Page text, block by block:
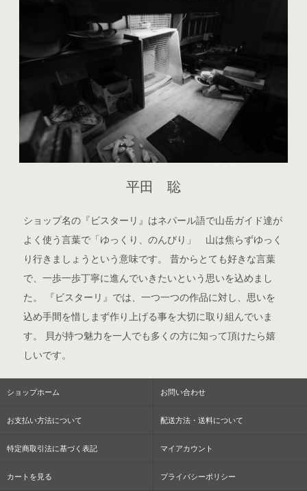
平田 聡
ショップ名の『ビスターリ』はネパール語で山岳ガイド達が
よく使う言葉で「ゆっくり、のんびり」 山は焦らずゆっく
り行きましょうという意味です。 昔からとても好きな言葉
で、一歩一歩丁寧に進んでいきたいという思いを込めまし
た。 『ビスターリ』では、一つ一つの作品に対し、思いを
込め手間を惜しまず作り上げる事を大切に取り組んでいま
す。 貝が持つ魅力を一人でも多くの方に知って頂けたら嬉
しいです。
ショップホーム お問い合わせ
お支払い方法について 配送方法・送料について
特定商取引法に基づく表記 マイアカウント
カートを見る プライバシーポリシー